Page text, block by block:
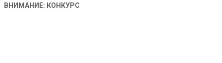
ВНИМАНИЕ: КОНКУРС